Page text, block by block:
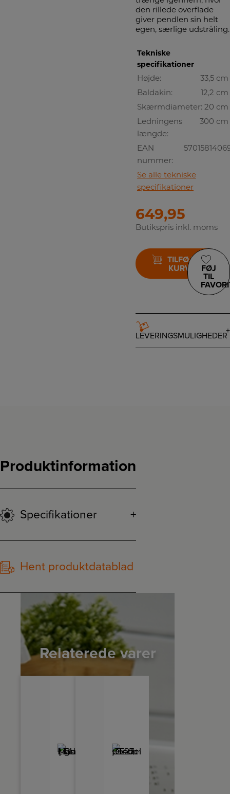
den rillede overflade
giver pendlen sin helt
egen, særlige udstråling.
Tekniske
specifikationer
Højde:
33,5 cm
Baldakin:
12,2 cm
Skærmdiameter: 20 cm
Ledningens
længde:
300 cm
EAN
nummer:
Se alle tekniske
specifikationer
649,95
Butikspris inkl. moms
TILFØJ TIL
KURV
FØJ
TIL
LEVERINGSMULIGHEDER
Produktinformation
Specifikationer
Hent produktdatablad
Relaterede varer